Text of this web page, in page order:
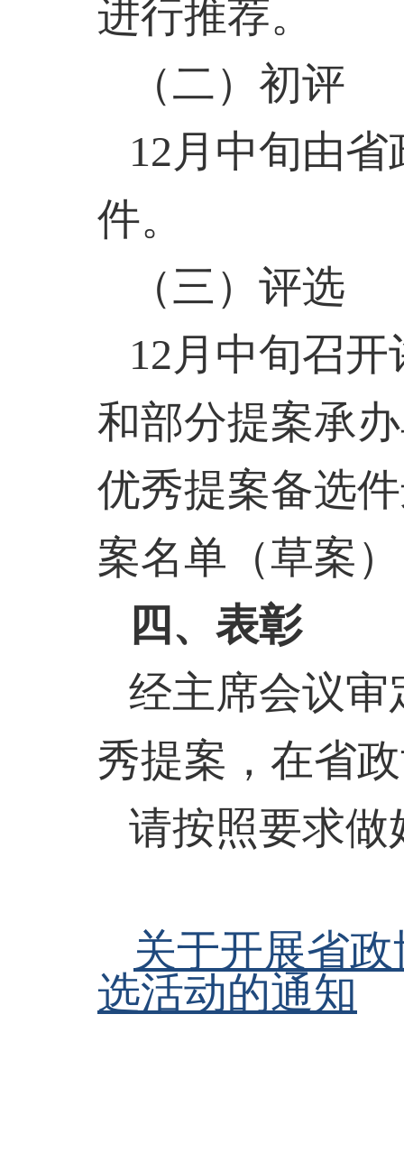
进行推荐。
（二）初评
12 月中旬由
件。
（三）评选
12 月中旬召
和部分提案承
优秀提案备选
案名单（草案
四、表彰
经主席会议审
秀提案，在省
请按照要求做
关于开展省
选活动的通知